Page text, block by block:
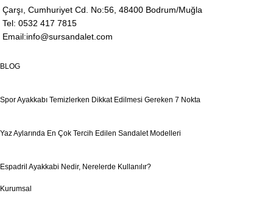
Çarşı, Cumhuriyet Cd. No:56, 48400 Bodrum/Muğla
Tel: 0532 417 7815
Email:info@sursandalet.com
BLOG
Spor Ayakkabı Temizlerken Dikkat Edilmesi Gereken 7 Nokta
Yaz Aylarında En Çok Tercih Edilen Sandalet Modelleri
Espadril Ayakkabi Nedir, Nerelerde Kullanılır?
Kurumsal